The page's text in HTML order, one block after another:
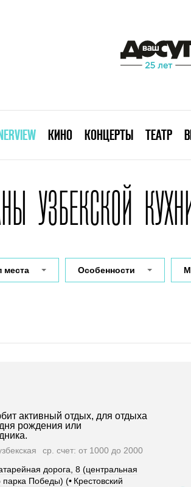
КИНО КОНЦЕРТЫ ТЕАТР
УЗБЕКСКОЙ
места Особенности
активный отдых, для отдыха
рождения или
ср. счет: от 1000 до 2000
дорога, 8 (центральная
парка Победы) (• Крестовский